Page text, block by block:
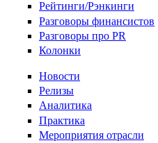
Рейтинги/Рэнкинги
Разговоры финансистов
Разговоры про PR
Колонки
Новости
Релизы
Аналитика
Практика
Мероприятия отрасли